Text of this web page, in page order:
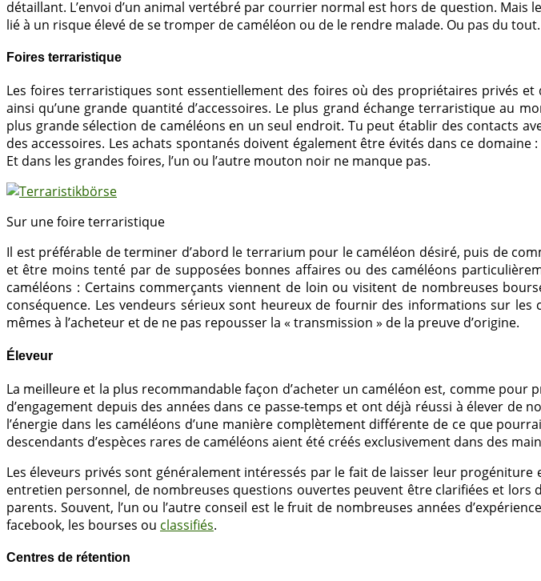
détaillant. L’envoi d’un animal vertébré par courrier normal est hors de question.
lié à un risque élevé de se tromper de caméléon ou de le rendre malade. Ou pas du tout.
Foires terraristique
Les foires terraristiques sont essentiellement des foires où des propriétaires privés
ainsi qu’une grande quantité d’accessoires. Le plus grand échange terraristique au
plus grande sélection de caméléons en un seul endroit. Tu peut établir des contacts
des accessoires. Les achats spontanés doivent également être évités dans ce
Et dans les grandes foires, l’un ou l’autre mouton noir ne manque pas.
Sur une foire terraristique
Il est préférable de terminer d’abord le terrarium pour le caméléon désiré, puis de
et être moins tenté par de supposées bonnes affaires ou des caméléons
caméléons : Certains commerçants viennent de loin ou visitent de nombreuses
conséquence. Les vendeurs sérieux sont heureux de fournir des informations sur
mêmes à l’acheteur et de ne pas repousser la « transmission » de la preuve d’origine.
Éleveur
La meilleure et la plus recommandable façon d’acheter un caméléon est, comme
d’engagement depuis des années dans ce passe-temps et ont déjà réussi à élever
l’énergie dans les caméléons d’une manière complètement différente de ce que
descendants d’espèces rares de caméléons aient été créés exclusivement dans des
Les éleveurs privés sont généralement intéressés par le fait de laisser leur
entretien personnel, de nombreuses questions ouvertes peuvent être clarifiées et lors
parents. Souvent, l’un ou l’autre conseil est le fruit de nombreuses années
facebook, les bourses ou classifiés.
Centres de rétention